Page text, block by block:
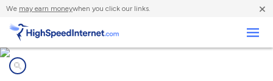
We may earn moneywhen you click our links. ×